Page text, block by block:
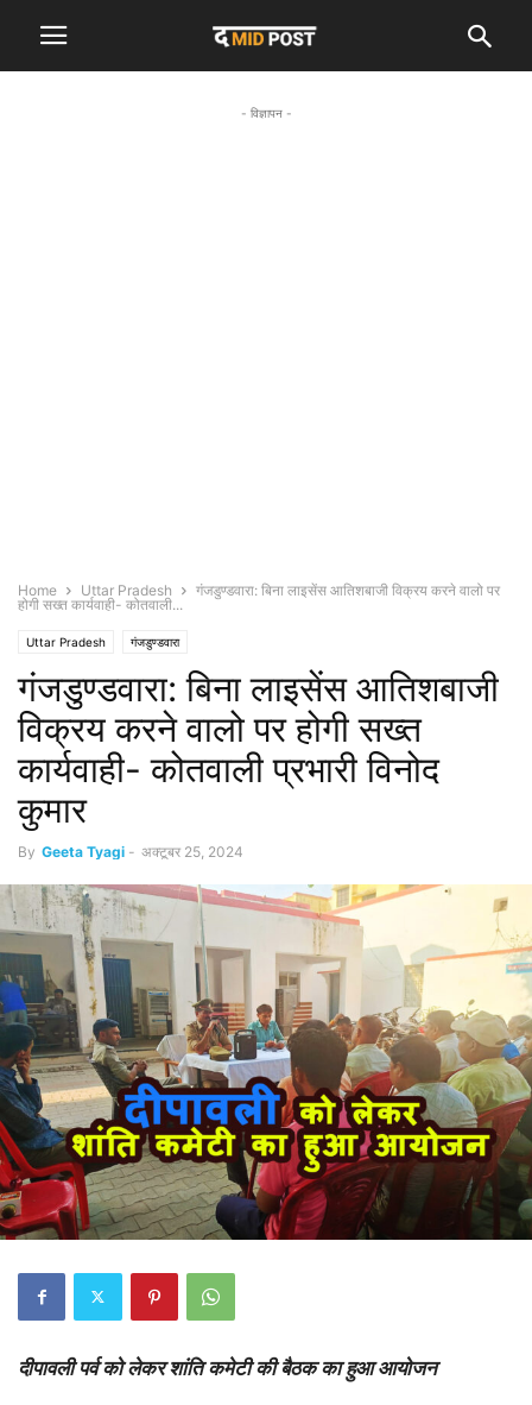
- विज्ञापन -
Home Uttar Pradesh
गंजडुण्डवारा: बिना लाइसेंस आतिशबाजी विक्रय करने वालो पर
होगी सख्त कार्यवाही- कोतवाली...
Uttar Pradesh गंजडुण्डवारा
गंजडुण्डवारा: बिना लाइसेंस आतिशबाजी
विक्रय करने वालो पर होगी सख्त
कार्यवाही- कोतवाली प्रभारी विनोद
कुमार
By Geeta Tyagi - अक्टूबर 25, 2024
दीपावली पर्व को लेकर शांति कमेटी की बैठक का हुआ आयोजन